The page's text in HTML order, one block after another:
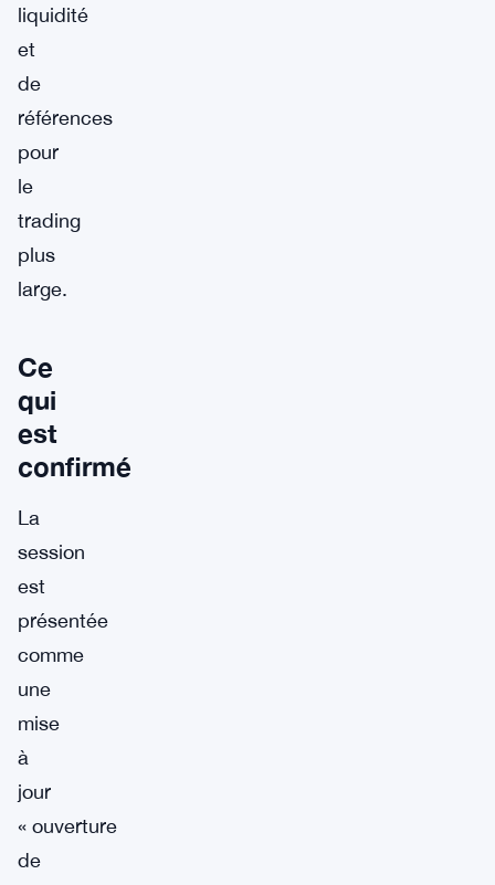
liquidité
et
de
références
pour
le
trading
plus
large.
Ce
qui
est
confirmé
La
session
est
présentée
comme
une
mise
à
jour
« ouverture
de